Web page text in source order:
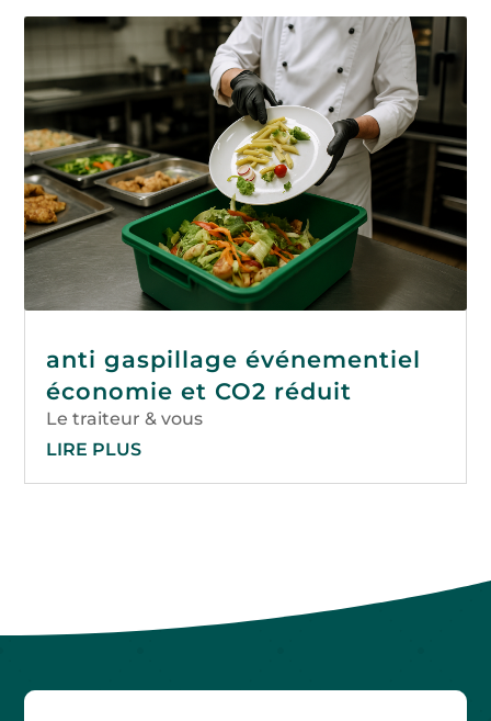
anti gaspillage événementiel
économie et CO2 réduit
Le traiteur & vous
LIRE PLUS